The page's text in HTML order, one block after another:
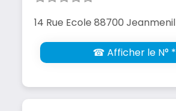
14 Rue Ecole 88700 Jeanmenil
☎ Afficher le N° *